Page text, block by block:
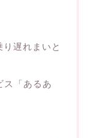
遅れまいと
「あるあ